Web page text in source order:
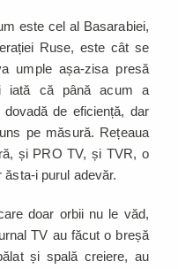
este cel al Basarabiei,
Ruse, este cât se
umple așa-zisa presă
iată că până acum a
de eficiență, dar
pe măsură. Rețeaua
și PRO TV, și TVR, o
i purul adevăr.
doar orbii nu le văd,
TV au făcut o breșă
și spală creiere, au